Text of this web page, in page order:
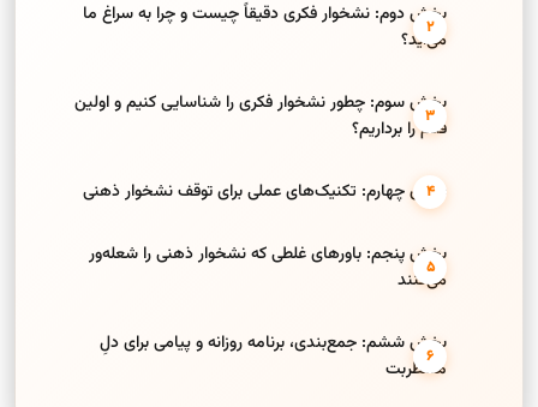
بخش دوم: نشخوار فکری دقیقاً چیست و چرا به سراغ ما
می‌آید؟
بخش سوم: چطور نشخوار فکری را شناسایی کنیم و اولین
قدم را برداریم؟
بخش چهارم: تکنیک‌های عملی برای توقف نشخوار ذهنی
بخش پنجم: باورهای غلطی که نشخوار ذهنی را شعله‌ور
می‌کنند
بخش ششم: جمع‌بندی، برنامه روزانه و پیامی برای دلِ
مضطربت